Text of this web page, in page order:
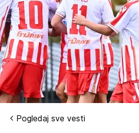
Pogledaj sve vesti